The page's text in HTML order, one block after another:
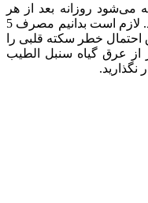
می‌شود روزانه بعد از هر
وعده غذایی، یک استکان از آن میل شود. لازم است بدانیم مصرف 5
احتمال خطر سکته قلبی را
از عرق گیاه سنبل الطیب
نگذارید.